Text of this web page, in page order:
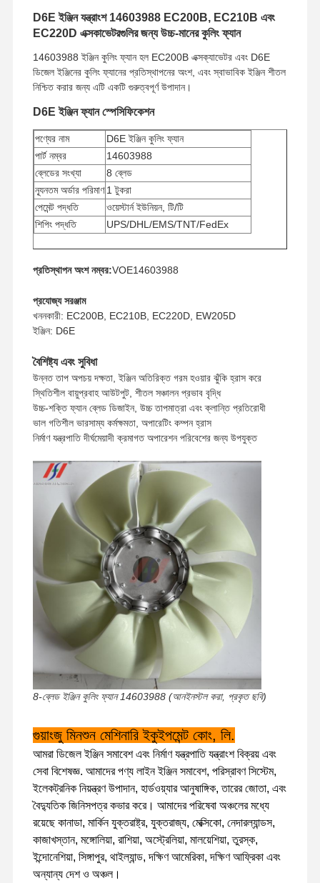
বাড়ি পণ্য ভিআর শো আমাদের সম্বন্ধে
D6E ইঞ্জিন যন্ত্রাংশ 14603988 EC200B, EC210B এবং
EC220D এক্সকাভেটরগুলির জন্য উচ্চ-মানের কুলিং ফ্যান
14603988 ইঞ্জিন কুলিং ফ্যান হল EC200B এক্সক্যাভেটর এবং D6E
ডিজেল ইঞ্জিনের কুলিং ফ্যানের প্রতিস্থাপনের অংশ, এবং স্বাভাবিক ইঞ্জিন শীতল
নিশ্চিত করার জন্য এটি একটি গুরুত্বপূর্ণ উপাদান।
D6E ইঞ্জিন ফ্যান স্পেসিফিকেশন
পণ্যের নাম
D6E ইঞ্জিন কুলিং ফ্যান
পার্ট নম্বর
14603988
ব্লেডের সংখ্যা
8 ব্লেড
ন্যূনতম অর্ডার পরিমাণ 1 টুকরা
পেমেন্ট পদ্ধতি
ওয়েস্টার্ন ইউনিয়ন, টি/টি
শিপিং পদ্ধতি
UPS/DHL/EMS/TNT/FedEx
প্রতিস্থাপন অংশ নম্বর:VOE14603988
প্রযোজ্য সরঞ্জাম
খননকারী: EC200B, EC210B, EC220D, EW205D
ইঞ্জিন: D6E
বৈশিষ্ট্য এবং সুবিধা
উন্নত তাপ অপচয় দক্ষতা, ইঞ্জিন অতিরিক্ত গরম হওয়ার ঝুঁকি হ্রাস করে
স্থিতিশীল বায়ুপ্রবাহ আউটপুট, শীতল সঞ্চালন প্রভাব বৃদ্ধি
উচ্চ-শক্তি ফ্যান ব্লেড ডিজাইন, উচ্চ তাপমাত্রা এবং ক্লান্তি প্রতিরোধী
ভাল গতিশীল ভারসাম্য কর্মক্ষমতা, অপারেটিং কম্পন হ্রাস
নির্মাণ যন্ত্রপাতি দীর্ঘমেয়াদী ক্রমাগত অপারেশন পরিবেশের জন্য উপযুক্ত
8-ব্লেড ইঞ্জিন কুলিং ফ্যান 14603988 (আনইনস্টল করা, প্রকৃত ছবি)
গুয়াংজু মিনশুন মেশিনারি ইকুইপমেন্ট কোং, লি.
আমরা ডিজেল ইঞ্জিন সমাবেশ এবং নির্মাণ যন্ত্রপাতি যন্ত্রাংশ বিক্রয় এবং
সেবা বিশেষজ্ঞ. আমাদের পণ্য লাইন ইঞ্জিন সমাবেশ, পরিস্রাবণ সিস্টেম,
ইলেকট্রনিক নিয়ন্ত্রণ উপাদান, হার্ডওয়্যার আনুষাঙ্গিক, তারের জোতা, এবং
বৈদ্যুতিক জিনিসপত্র কভার করে। আমাদের পরিষেবা অঞ্চলের মধ্যে
রয়েছে কানাডা, মার্কিন যুক্তরাষ্ট্র, যুক্তরাজ্য, মেক্সিকো, নেদারল্যান্ডস,
কাজাখস্তান, মঙ্গোলিয়া, রাশিয়া, অস্ট্রেলিয়া, মালয়েশিয়া, তুরস্ক,
ইন্দোনেশিয়া, সিঙ্গাপুর, থাইল্যান্ড, দক্ষিণ আমেরিকা, দক্ষিণ আফ্রিকা এবং
অন্যান্য দেশ ও অঞ্চল।